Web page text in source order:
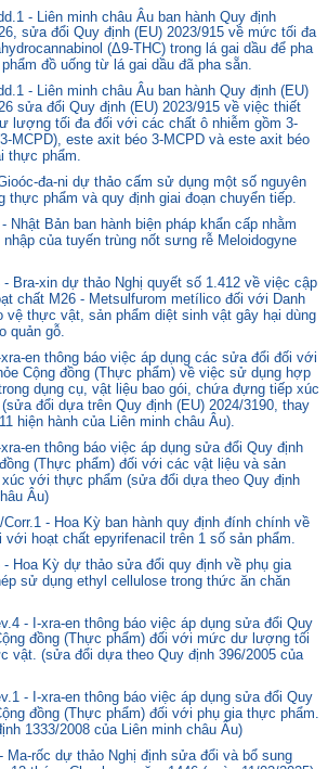
- Liên minh châu Âu ban hành Quy định
sửa đổi Quy định (EU) 2023/915 về mức tối đa
(Δ9-THC) trong lá gai dầu để pha
đồ uống từ lá gai dầu đã pha sẵn.
- Liên minh châu Âu ban hành Quy định (EU)
sửa đổi Quy định (EU) 2023/915 về việc thiết
lượng tối đa đối với các chất ô nhiễm gồm 3-
MCPD), este axit béo 3-MCPD và este axit béo
thực phẩm.
đa-ni dự thảo cấm sử dụng một số nguyên
thực phẩm và quy định giai đoạn chuyển tiếp.
Nhật Bản ban hành biện pháp khẩn cấp nhằm
của tuyến trùng nốt sưng rễ Meloidogyne
Bra-xin dự thảo Nghị quyết số 1.412 về việc cập
chất M26 - Metsulfurom metílico đối với Danh
vệ thực vật, sản phẩm diệt sinh vật gây hại dùng
quản gỗ.
en thông báo việc áp dụng các sửa đổi đối với
Cộng đồng (Thực phẩm) về việc sử dụng hợp
dụng cụ, vật liệu bao gói, chứa đựng tiếp xúc
đổi dựa trên Quy định (EU) 2024/3190, thay
hiện hành của Liên minh châu Âu).
en thông báo việc áp dụng sửa đổi Quy định
(Thực phẩm) đối với các vật liệu và sản
với thực phẩm (sửa đổi dựa theo Quy định
Âu)
- Hoa Kỳ ban hành quy định đính chính về
hoạt chất epyrifenacil trên 1 số sản phẩm.
Hoa Kỳ dự thảo sửa đổi quy định về phụ gia
sử dụng ethyl cellulose trong thức ăn chăn
- I-xra-en thông báo việc áp dụng sửa đổi Quy
đồng (Thực phẩm) đối với mức dư lượng tối
vật. (sửa đổi dựa theo Quy định 396/2005 của
- I-xra-en thông báo việc áp dụng sửa đổi Quy
đồng (Thực phẩm) đối với phụ gia thực phẩm.
1333/2008 của Liên minh châu Âu)
Ma-rốc dự thảo Nghị định sửa đổi và bổ sung